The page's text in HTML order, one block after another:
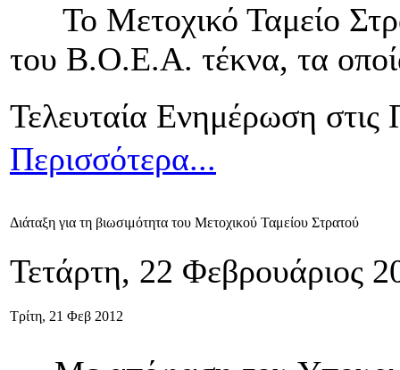
Το Μετοχικό Ταμείο
του Β.Ο.Ε.Α. τέκνα, τα
Τελευταία Ενημέρωση
Περισσότερα...
Διάταξη για τη βιωσιμότητα του Μετοχικού Ταμείου Στρατού
Τετάρτη, 22 Φεβρουάριος
Τρίτη, 21 Φεβ 2012